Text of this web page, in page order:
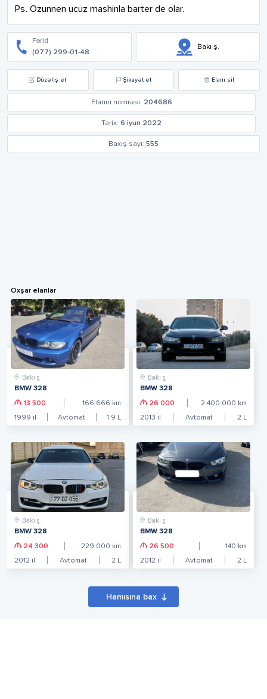
Ps. Ozunnen ucuz mashinla barter de olar.
Fərid
(077) 299-01-48
Bakı ş.
Düzəliş et Şikayət et Elanı sil
Elanın nömrəsi: 204686
Tarix: 6 iyun 2022
Baxış sayı: 555
Oxşar elanlar
Bakı ş.
BMW 328
13 500 166 666 km
1999 il Avtomat 1.9 L
Bakı ş.
BMW 328
26 000 2 400 000 km
2013 il Avtomat 2 L
Bakı ş.
BMW 328
24 300 229 000 km
2012 il Avtomat 2 L
Bakı ş.
BMW 328
26 500 140 km
2012 il Avtomat 2 L
Hamısına bax